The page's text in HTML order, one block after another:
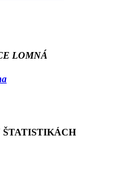
LOMNÁ
ŠTATISTIKÁCH